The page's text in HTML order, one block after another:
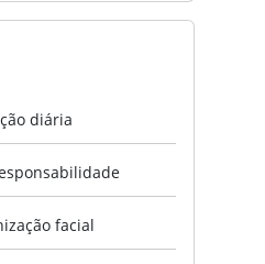
diária
facial